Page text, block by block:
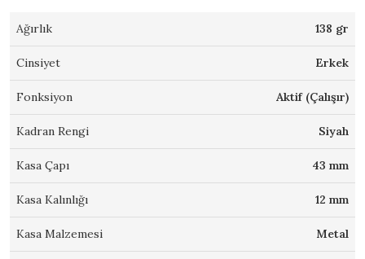
Ağırlık 138 gr
Cinsiyet Erkek
Fonksiyon Aktif (Çalışır)
Kadran Rengi Siyah
Kasa Çapı 43 mm
Kasa Kalınlığı 12 mm
Kasa Malzemesi Metal